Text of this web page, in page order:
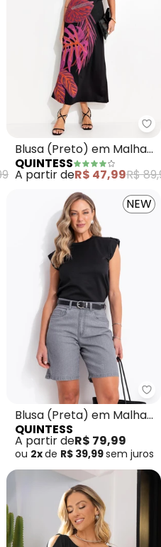
- Blusa (Preta) em
Blusa (Preto) em Malha
Crepe
QUINTESS
A partir deR$ 47,99R$
- Blusa (Preta) com
NEW
Blusa (Preta) em Malha
Scuba
QUINTESS
A partir deR$ 79,99
ou 2xde R$ 39,99sem juros